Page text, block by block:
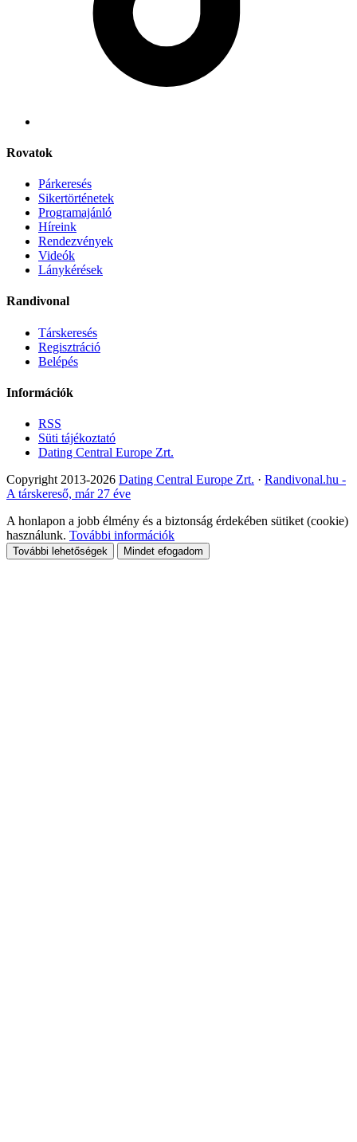
Rovatok
Párkeresés
Sikertörténetek
Programajánló
Híreink
Rendezvények
Videók
Lánykérések
Randivonal
Társkeresés
Regisztráció
Belépés
Információk
RSS
Süti tájékoztató
Dating Central Europe Zrt.
Copyright 2013-2026 Dating Central Europe Zrt. · Randivonal.hu -
A társkereső, már 27 éve
A honlapon a jobb élmény és a biztonság érdekében sütiket (cookie)
használunk. További információk
További lehetőségek Mindet efogadom